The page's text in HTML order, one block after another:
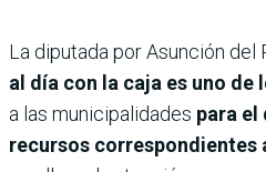
La diputada por Asunción del
al día con la caja es uno de
a las municipalidades para el
recursos correspondientes